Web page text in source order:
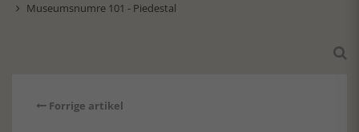
 Museumsnumre 101 - Piedestal

Forrige artikel